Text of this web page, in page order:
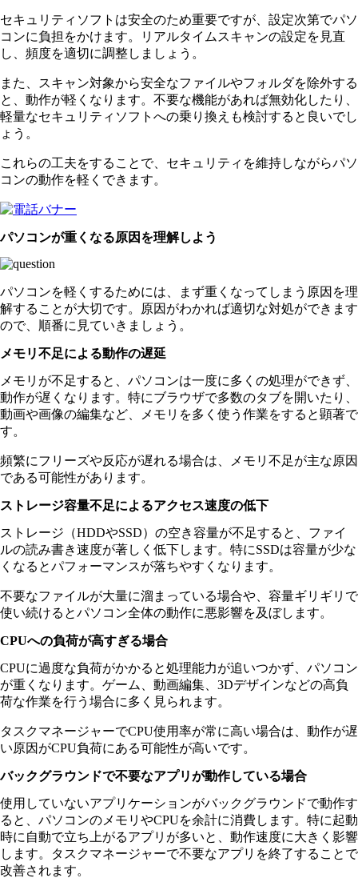
セキュリティソフトは安全のため重要ですが、設定次第でパソ
コンに負担をかけます。リアルタイムスキャンの設定を見直
し、頻度を適切に調整しましょう。
また、スキャン対象から安全なファイルやフォルダを除外する
と、動作が軽くなります。不要な機能があれば無効化したり、
軽量なセキュリティソフトへの乗り換えも検討すると良いでし
ょう。
これらの工夫をすることで、セキュリティを維持しながらパソ
コンの動作を軽くできます。
パソコンが重くなる原因を理解しよう
パソコンを軽くするためには、まず重くなってしまう原因を理
解することが大切です。原因がわかれば適切な対処ができます
ので、順番に見ていきましょう。
メモリ不足による動作の遅延
メモリが不足すると、パソコンは一度に多くの処理ができず、
動作が遅くなります。特にブラウザで多数のタブを開いたり、
動画や画像の編集など、メモリを多く使う作業をすると顕著で
す。
頻繁にフリーズや反応が遅れる場合は、メモリ不足が主な原因
である可能性があります。
ストレージ容量不足によるアクセス速度の低下
ストレージ（HDDやSSD）の空き容量が不足すると、ファイ
ルの読み書き速度が著しく低下します。特にSSDは容量が少な
くなるとパフォーマンスが落ちやすくなります。
不要なファイルが大量に溜まっている場合や、容量ギリギリで
使い続けるとパソコン全体の動作に悪影響を及ぼします。
CPUへの負荷が高すぎる場合
CPUに過度な負荷がかかると処理能力が追いつかず、パソコン
が重くなります。ゲーム、動画編集、3Dデザインなどの高負
荷な作業を行う場合に多く見られます。
タスクマネージャーでCPU使用率が常に高い場合は、動作が遅
い原因がCPU負荷にある可能性が高いです。
バックグラウンドで不要なアプリが動作している場合
使用していないアプリケーションがバックグラウンドで動作す
ると、パソコンのメモリやCPUを余計に消費します。特に起動
時に自動で立ち上がるアプリが多いと、動作速度に大きく影響
します。タスクマネージャーで不要なアプリを終了することで
改善されます。